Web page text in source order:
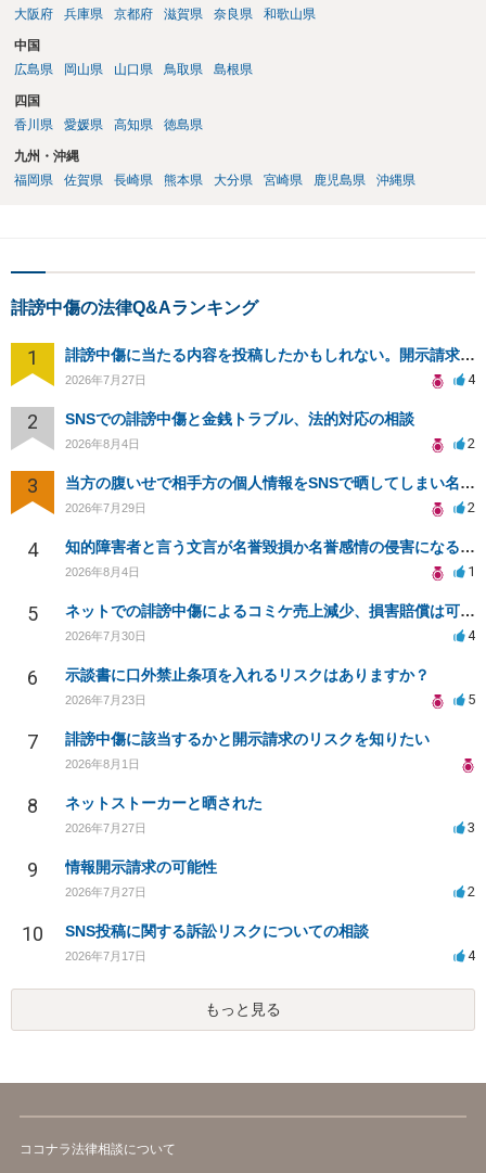
大阪府
兵庫県 京都府 滋賀県 奈良県 和歌山県
中国
広島県
岡山県 山口県 鳥取県 島根県
四国
香川県
愛媛県 高知県 徳島県
九州・沖縄
福岡県
佐賀県 長崎県 熊本県 大分県 宮崎県 鹿児島県 沖縄県
誹謗中傷の法律Q&Aランキング
1 誹謗中傷に当たる内容を投稿したかもしれない。開示請求や民事刑事裁判に発展しうるのか教えて欲しい。
2026年7月27日 4
2 SNSでの誹謗中傷と金銭トラブル、法的対応の相談
2026年8月4日 2
3 当方の腹いせで相手方の個人情報をSNSで晒してしまい名誉毀損させてしまったかもしれない
2026年7月29日 2
4 知的障害者と言う文言が名誉毀損か名誉感情の侵害になるか教えてほしい。
2026年8月4日 1
5 ネットでの誹謗中傷によるコミケ売上減少、損害賠償は可能か？
2026年7月30日 4
6 示談書に口外禁止条項を入れるリスクはありますか？
2026年7月23日 5
7 誹謗中傷に該当するかと開示請求のリスクを知りたい
2026年8月1日
8 ネットストーカーと晒された
2026年7月27日 3
9 情報開示請求の可能性
2026年7月27日 2
10 SNS投稿に関する訴訟リスクについての相談
2026年7月17日 4
もっと見る
ココナラ法律相談について